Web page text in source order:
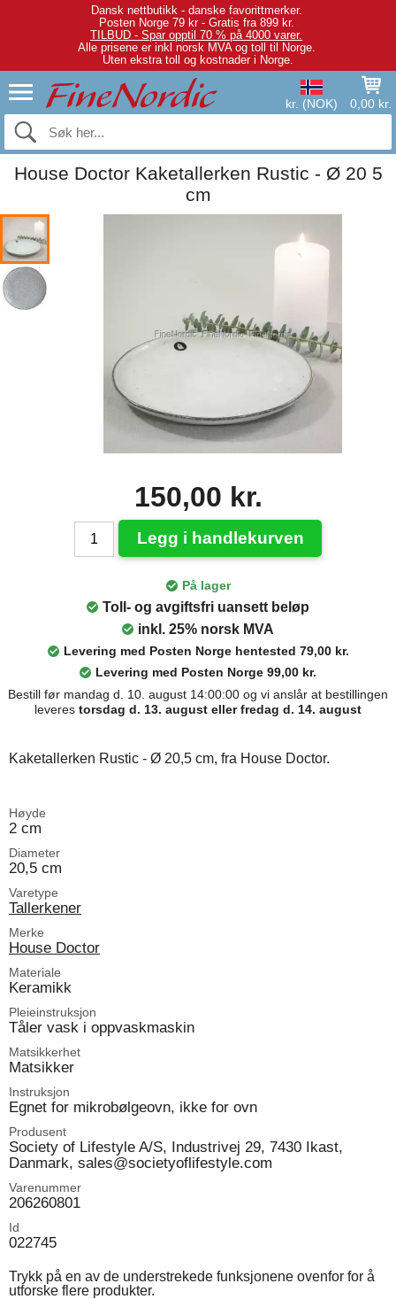
Dansk nettbutikk - danske favorittmerker.
Posten Norge 79 kr - Gratis fra 899 kr.
TILBUD - Spar opptil 70 % på 4000 varer.
Alle prisene er inkl norsk MVA og toll til Norge.
Uten ekstra toll og kostnader i Norge.
kr. (NOK) 0,00 kr.
House Doctor Kaketallerken Rustic - Ø 20 5
cm
150,00 kr.
Legg i handlekurven
På lager
Toll- og avgiftsfri uansett beløp
inkl. 25% norsk MVA
Levering med Posten Norge hentested 79,00 kr.
Levering med Posten Norge 99,00 kr.
Bestill før mandag d. 10. august 14:00:00 og vi anslår at bestillingen
leveres torsdag d. 13. august eller fredag d. 14. august
Kaketallerken Rustic - Ø 20,5 cm, fra House Doctor.
Høyde
2 cm
Diameter
20,5 cm
Varetype
Tallerkener
Merke
House Doctor
Materiale
Keramikk
Pleieinstruksjon
Tåler vask i oppvaskmaskin
Matsikkerhet
Matsikker
Instruksjon
Egnet for mikrobølgeovn, ikke for ovn
Produsent
Society of Lifestyle A/S, Industrivej 29, 7430 Ikast,
Danmark, sales@societyoflifestyle.com
Varenummer
206260801
Id
022745
Trykk på en av de understrekede funksjonene ovenfor for å
utforske flere produkter.